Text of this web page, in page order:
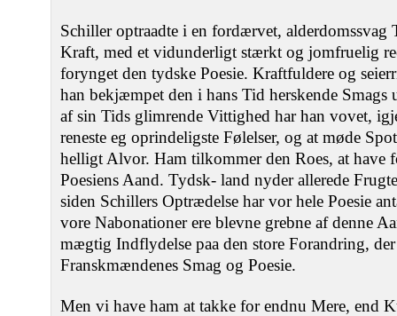
Schiller optraadte i en fordærvet, alderdomssvag
Kraft, med et vidunderligt stærkt og jomfruelig
forynget den tydske Poesie. Kraftfuldere og
han bekjæmpet den i hans Tid herskende
af sin Tids glimrende Vittighed har han vovet,
reneste eg oprindeligste Følelser, og at møde
helligt Alvor. Ham tilkommer den Roes, at have
Poesiens Aand. Tydsk- land nyder allerede
siden Schillers Optrædelse har vor hele Poesie
vore Nabonationer ere blevne grebne af denne
mægtig Indflydelse paa den store Forandring,
Franskmændenes Smag og Poesie.
Men vi have ham at takke for endnu Mere, end